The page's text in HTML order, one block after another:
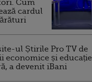
Cum
cardul
ul Știrile Pro TV de
economice și educație
a devenit iBani